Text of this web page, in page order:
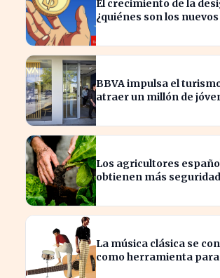
El crecimiento de la
¿quiénes son los
BBVA impulsa el
atraer un millón de
Los agricultores
obtienen más
La música clásica se
como herramienta